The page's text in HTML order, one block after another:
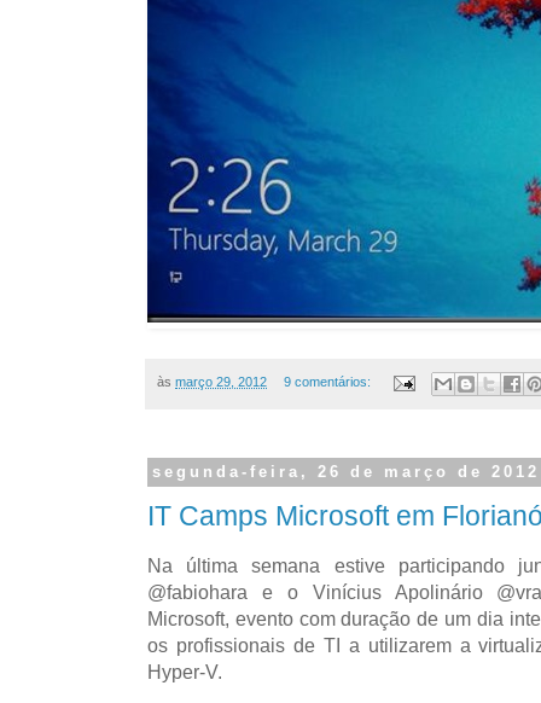
às março 29, 2012 9 comentários:
segunda-feira, 26 de março de 2012
IT Camps Microsoft em
Na última semana estive participando
@fabiohara e o Vinícius Apolinário
Microsoft, evento com duração de um dia
os profissionais de TI a utilizarem a
Hyper-V.